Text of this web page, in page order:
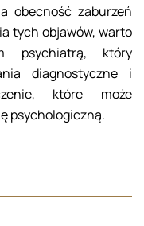
obecność zaburzeń
tych objawów, warto
psychiatrą, który
diagnostyczne i
które może
psychologiczną.